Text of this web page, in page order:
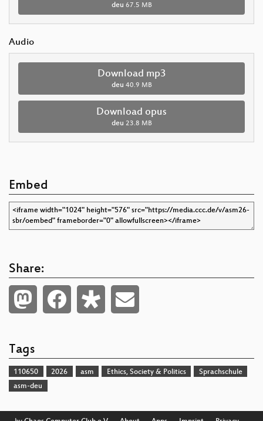
deu 67.5 MB
Audio
Download mp3
deu 40.9 MB
Download opus
deu 23.8 MB
Embed
Share:
Tags
110650 2026 asm Ethics, Society & Politics
Sprachschule
asm-deu